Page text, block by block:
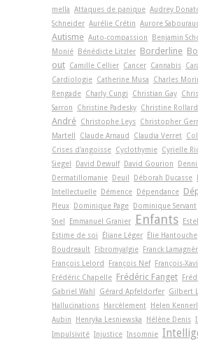
mella Attaques de panique Audrey
Schneider Aurélie Crétin Aurore
Autisme Auto-compassion Benjamin
Monié
Bénédicte Litzler Borderline
out Camille Cellier Cancer Cannabis
Cardiologie Catherine Musa Charles
Rengade Charly Cungi Christian Gay
Sarron
Christine Padesky Christine Rollard
André Christophe Leys Christopher
Martell
Claude Arnaud Claudia Verret
Crises d'angoisse Cyclothymie Cyrielle
Siegel
David Dewulf David Gourion
Dermatillomanie
Deuil Déborah Ducasse
Intellectuelle
Démence Dépendance
Pleux
Dominique Page Dominique Servant
Snel
Emmanuel Granier Enfants
Estime de soi
Éliane Léger Élie Hantouche
Boudreault
Fibromyalgie Franck
François Lelord
François Nef
François-
Frédéric Chapelle Frédéric Fanget
Gabriel Wahl
Gérard Apfeldorfer Gilbert
Hallucinations
Harcèlement Helen
Aubin
Henryka Lesniewska Hélène Denis
Impulsivité Injustice Insomnie